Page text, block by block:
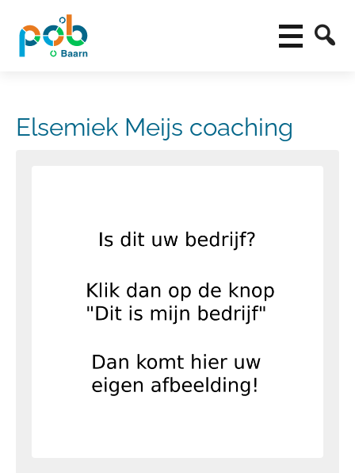
Elsemiek Meijs coaching